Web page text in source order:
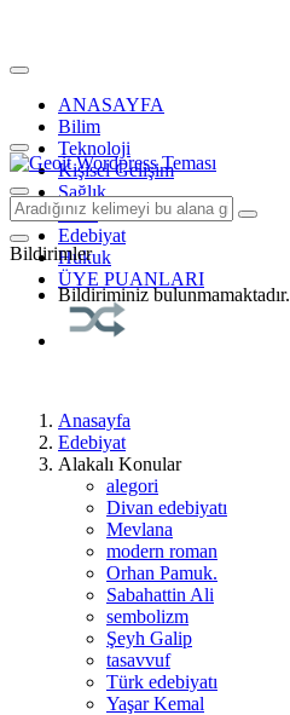
ANASAYFA
Bilim
Teknoloji
Kişisel Gelişim
Sağlık
Tarih
Edebiyat
Hukuk
ÜYE PUANLARI
Bildirimler
Bildiriminiz bulunmamaktadır.
Anasayfa
Edebiyat
Alakalı Konular
alegori
Divan edebiyatı
Mevlana
modern roman
Orhan Pamuk.
Sabahattin Ali
sembolizm
Şeyh Galip
tasavvuf
Türk edebiyatı
Yaşar Kemal